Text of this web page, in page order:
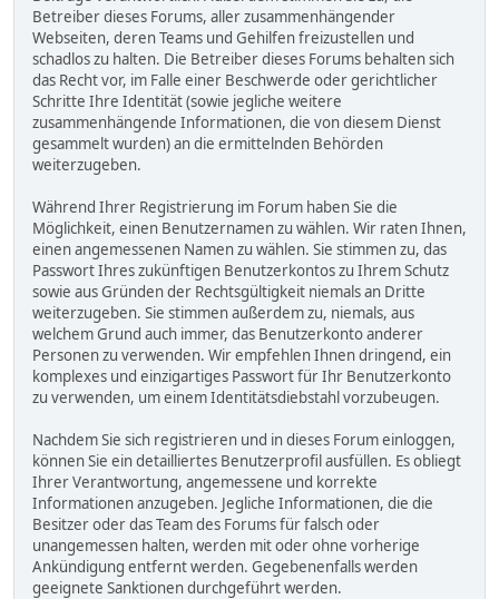
Betreiber dieses Forums, aller zusammenhängender
Webseiten, deren Teams und Gehilfen freizustellen und
schadlos zu halten. Die Betreiber dieses Forums behalten sich
das Recht vor, im Falle einer Beschwerde oder gerichtlicher
Schritte Ihre Identität (sowie jegliche weitere
zusammenhängende Informationen, die von diesem Dienst
gesammelt wurden) an die ermittelnden Behörden
weiterzugeben.
Während Ihrer Registrierung im Forum haben Sie die
Möglichkeit, einen Benutzernamen zu wählen. Wir raten Ihnen,
einen angemessenen Namen zu wählen. Sie stimmen zu, das
Passwort Ihres zukünftigen Benutzerkontos zu Ihrem Schutz
sowie aus Gründen der Rechtsgültigkeit niemals an Dritte
weiterzugeben. Sie stimmen außerdem zu, niemals, aus
welchem Grund auch immer, das Benutzerkonto anderer
Personen zu verwenden. Wir empfehlen Ihnen dringend, ein
komplexes und einzigartiges Passwort für Ihr Benutzerkonto
zu verwenden, um einem Identitätsdiebstahl vorzubeugen.
Nachdem Sie sich registrieren und in dieses Forum einloggen,
können Sie ein detailliertes Benutzerprofil ausfüllen. Es obliegt
Ihrer Verantwortung, angemessene und korrekte
Informationen anzugeben. Jegliche Informationen, die die
Besitzer oder das Team des Forums für falsch oder
unangemessen halten, werden mit oder ohne vorherige
Ankündigung entfernt werden. Gegebenenfalls werden
geeignete Sanktionen durchgeführt werden.